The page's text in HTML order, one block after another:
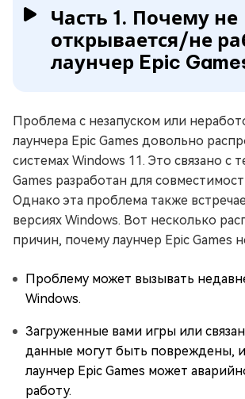
Часть 1. Почему не
открывается/не
лаунчер Epic
Проблема с незапуском или
лаунчера Epic Games довольно
системах Windows 11. Это связано с
Games разработан для
Однако эта проблема также
версиях Windows. Вот несколько
причин, почему лаунчер Epic Games
Проблему может вызывать
Windows.
Загруженные вами игры или
данные могут быть повреждены,
лаунчер Epic Games может
работу.